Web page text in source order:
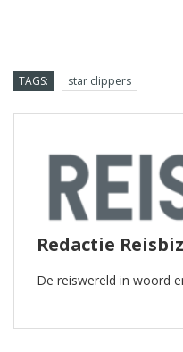
TAGS: star clippers
Redactie
De reiswereld in woord